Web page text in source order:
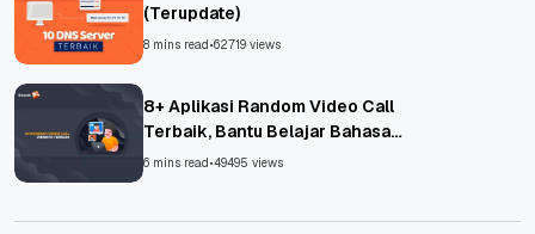
(Terupdate)
8 mins read•62719 views
8+ Aplikasi Random Video Call
Terbaik, Bantu Belajar Bahasa
Asing!
6 mins read•49495 views